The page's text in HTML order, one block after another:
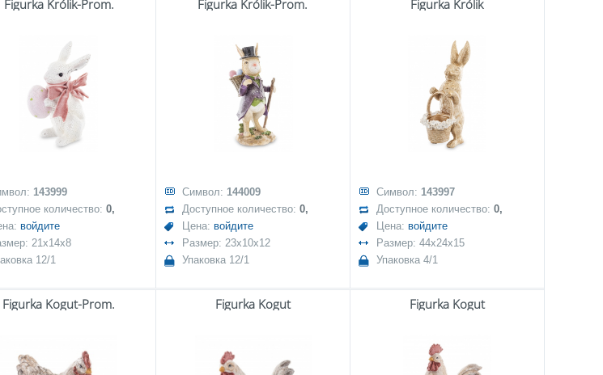
Figurka Królik-Prom.
143999
количество: 0,
войдите
21x14x8
12/1
Figurka Królik-Prom.
Символ: 144009
Доступное количество: 0,
Цена: войдите
Размер: 23x10x12
Упаковка 12/1
Figurka Królik
Символ: 143997
Доступное количество: 0,
Цена: войдите
Размер: 44x24x15
Упаковка 4/1
Figurka Kogut-Prom. Figurka Kogut Figurka Kogut